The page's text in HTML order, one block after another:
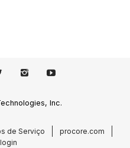
Inc.
de Serviço
procore.com